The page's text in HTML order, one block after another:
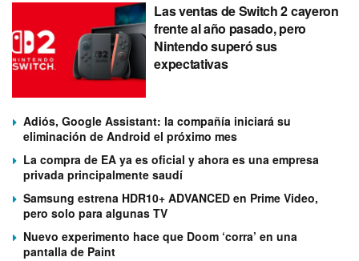
Las ventas de Switch 2 cayeron
frente al año pasado, pero
Nintendo superó sus
expectativas
Adiós, Google Assistant: la compañía iniciará su
eliminación de Android el próximo mes
La compra de EA ya es oficial y ahora es una empresa
privada principalmente saudí
Samsung estrena HDR10+ ADVANCED en Prime Video,
pero solo para algunas TV
Nuevo experimento hace que Doom ‘corra’ en una
pantalla de Paint